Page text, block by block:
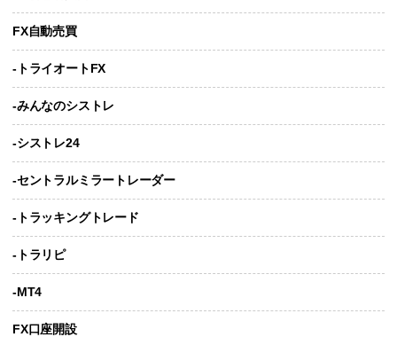
FX自動売買
-トライオートFX
-みんなのシストレ
-シストレ24
-セントラルミラートレーダー
-トラッキングトレード
-トラリピ
-MT4
FX口座開設